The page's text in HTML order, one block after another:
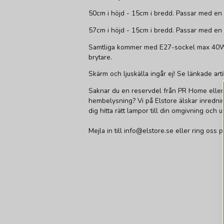
50cm i höjd - 15cm i bredd. Passar med
57cm i höjd - 15cm i bredd. Passar med
Samtliga kommer med E27-sockel max
brytare.
Skärm och ljuskälla ingår ej! Se länkade
Saknar du en reservdel från PR Home
hembelysning? Vi på Elstore älskar
dig hitta rätt lampor till din omgivning och
Mejla in till info@elstore.se eller ring oss